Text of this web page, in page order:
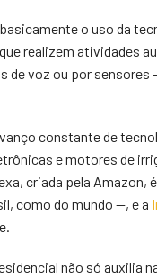
o uso da
realizem atividades
de voz ou por
constante de
e motores de
criada pela Amazon,
como do mundo —, e a
não só auxilia